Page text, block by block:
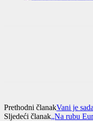
Prethodni članakVani je
Sljedeći članak„Na rubu